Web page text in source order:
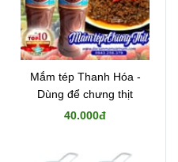
Mắm tép Thanh Hóa -
Dùng để chưng thịt
40.000đ